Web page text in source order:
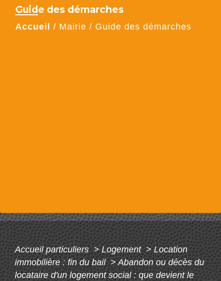
Guide des démarches
Accueil / Mairie / Guide des démarches
Accueil particuliers> Logement> Location
immobilière : fin du bail> Abandon ou décès du
locataire d'un logement social : que devient le